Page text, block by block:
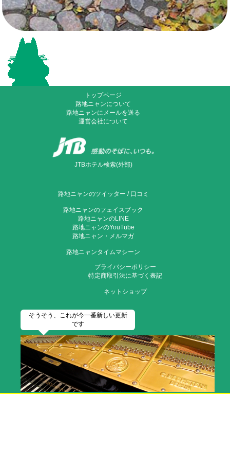
トップページ
路地ニャンについて
路地ニャンにメールを送る
運営会社について
JTBホテル検索(外部)
路地ニャンのツイッター / 口コミ
路地ニャンのフェイスブック
路地ニャンのLINE
路地ニャンのYouTube
路地ニャン・メルマガ
路地ニャンタイムマシーン
プライバシーポリシー
特定商取引法に基づく表記
ネットショップ
そうそう、これが今一番新しい更新
です